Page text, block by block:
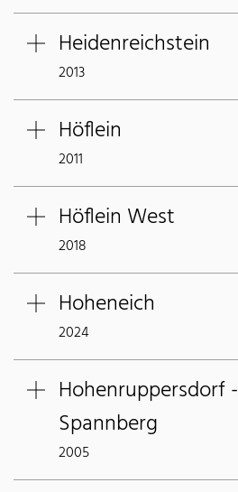
Heidenreichstein
2013
Höflein
2011
Höflein West
2018
Hoheneich
2024
Hohenruppersdorf -
Spannberg
2005